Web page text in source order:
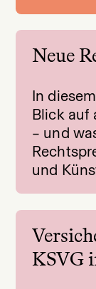
Neue
In
Blick auf
– und
und
KSVG